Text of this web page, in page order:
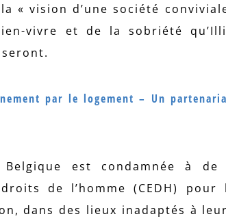
« vision d’une société
vivre et de la sobriété
par le logement – Un
est condamnée à
de l’homme (CEDH)
dans des lieux inadaptés à